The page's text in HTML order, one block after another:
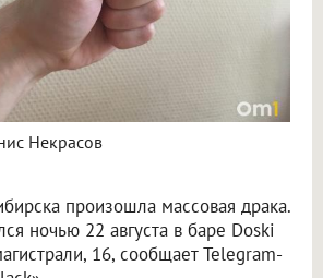
Некрасов
произошла массовая драка.
ночью 22 августа в баре Doski
16, сообщает Telegram-